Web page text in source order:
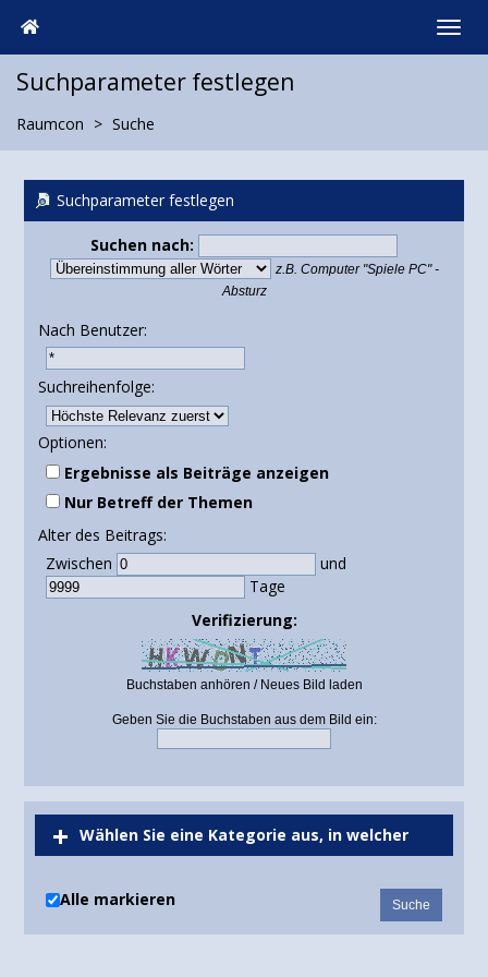
Suchparameter festlegen
Raumcon Suche
Suchparameter festlegen
Suchen nach:
z.B. Computer "Spiele PC" -
Absturz
Nach Benutzer:
Suchreihenfolge:
Optionen:
Ergebnisse als Beiträge anzeigen
Nur Betreff der Themen
Alter des Beitrags:
Zwischen
und
Tage
Verifizierung:
Buchstaben anhören / Neues Bild laden
Geben Sie die Buchstaben aus dem Bild ein:
Wählen Sie eine Kategorie aus, in welcher
Alle markieren